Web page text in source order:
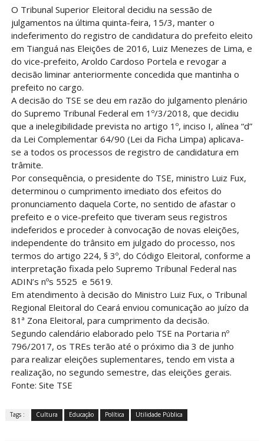
O Tribunal Superior Eleitoral decidiu na sessão de
julgamentos na última quinta-feira, 15/3, manter o
indeferimento do registro de candidatura do prefeito eleito
em Tianguá nas Eleições de 2016, Luiz Menezes de Lima, e
do vice-prefeito, Aroldo Cardoso Portela e revogar a
decisão liminar anteriormente concedida que mantinha o
prefeito no cargo.
A decisão do TSE se deu em razão do julgamento plenário
do Supremo Tribunal Federal em 1º/3/2018, que decidiu
que a inelegibilidade prevista no artigo 1º, inciso I, alínea “d”
da Lei Complementar 64/90 (Lei da Ficha Limpa) aplicava-
se a todos os processos de registro de candidatura em
trâmite.
Por consequência, o presidente do TSE, ministro Luiz Fux,
determinou o cumprimento imediato dos efeitos do
pronunciamento daquela Corte, no sentido de afastar o
prefeito e o vice-prefeito que tiveram seus registros
indeferidos e proceder à convocação de novas eleições,
independente do trânsito em julgado do processo, nos
termos do artigo 224, § 3º, do Código Eleitoral, conforme a
interpretação fixada pelo Supremo Tribunal Federal nas
ADIN’s nºs 5525 e 5619.
Em atendimento à decisão do Ministro Luiz Fux, o Tribunal
Regional Eleitoral do Ceará enviou comunicação ao juízo da
81ª Zona Eleitoral, para cumprimento da decisão.
Segundo calendário elaborado pelo TSE na Portaria nº
796/2017, os TREs terão até o próximo dia 3 de junho
para realizar eleições suplementares, tendo em vista a
realização, no segundo semestre, das eleições gerais.
Fonte: Site TSE
Tags : Cultura Educação Política Utilidade Pública